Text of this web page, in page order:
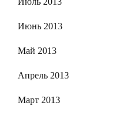
Июнь 2013
Май 2013
Апрель 2013
Март 2013